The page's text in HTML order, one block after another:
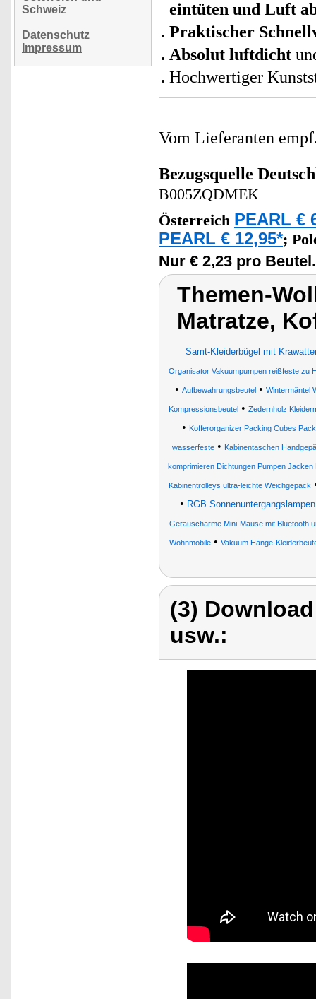
Schweiz
Datenschutz
Impressum
eintüten und Luft
Praktischer
Absolut luftdicht
Hochwertiger
Vom Lieferanten
Bezugsquelle
B005ZQDMEK
Österreich PEARL €
PEARL € 12,95*;
Nur € 2,23 pro Beutel.
Themen-
Matratze,
Samt-Kleiderbügel mit
Organisator Vakuumpumpen reißfeste zu
• Aufbewahrungsbeutel • Wintermäntel
Kompressionsbeutel • Zedernholz
• Kofferorganizer Packing Cubes
wasserfeste • Kabinentaschen
komprimieren Dichtungen Pumpen
Kabinentrolleys ultra-leichte Weichgepäck
• RGB
Geräuscharme Mini-Mäuse mit Bluetooth
Wohnmobile • Vakuum Hänge-
(3)
usw.: